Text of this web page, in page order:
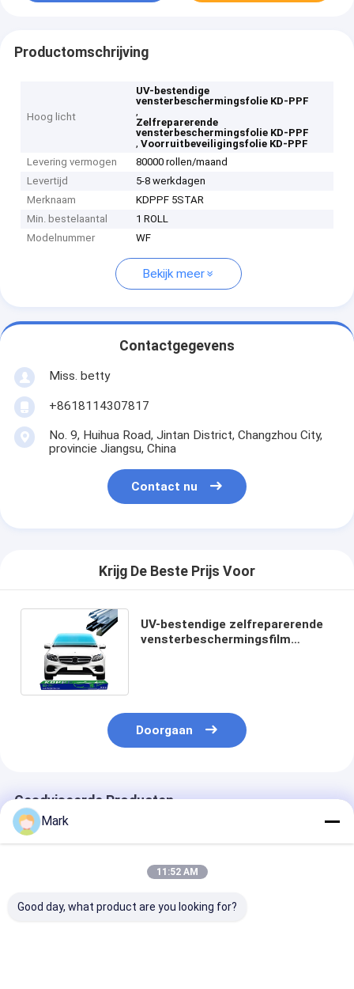
Productomschrijving
Hoog licht
UV-bestendige
vensterbeschermingsfolie KD-PPF
,
Zelfreparerende
vensterbeschermingsfolie KD-PPF
,Voorruitbeveiligingsfolie KD-PPF
Levering vermogen
80000 rollen/maand
Levertijd
5-8 werkdagen
Merknaam
KDPPF 5STAR
Min. bestelaantal
1 ROLL
Modelnummer
WF
Bekijk meer
Contactgegevens
Miss. betty
+8618114307817
No. 9, Huihua Road, Jintan District, Changzhou City,
provincie Jiangsu, China
Contact nu
Krijg De Beste Prijs Voor
UV-bestendige zelfreparerende
vensterbeschermingsfilm
Doorgaan
Geadviseerde Producten
Mark
11:52 AM
Good day, what product are you looking for?